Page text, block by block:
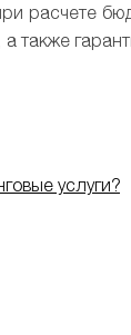
расчете
услуги?